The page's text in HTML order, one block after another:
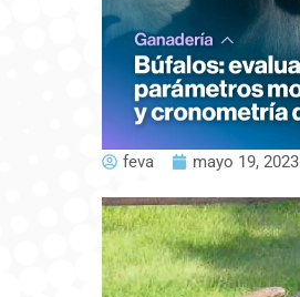
feva mayo 19, 2023